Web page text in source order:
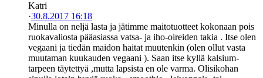
Katri
·30.8.2017 16:18
Minulla on neljä lasta ja jätimme maitotuotteet kokonaan pois
ruokavaliosta pääasiassa vatsa- ja iho-oireiden takia . Itse olen
vegaani ja tiedän maidon haitat muutenkin (olen ollut vasta
muutaman kuukauden vegaani ). Saan itse kyllä kalsium-
tarpeen täytettyä ,mutta lapsista en ole varma. Olisikohan